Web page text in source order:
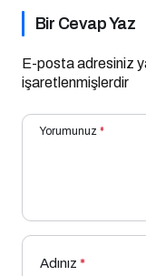
Bir Cevap Yaz
E-posta adresiniz
işaretlenmişlerdir
Yorumunuz *
Adınız *